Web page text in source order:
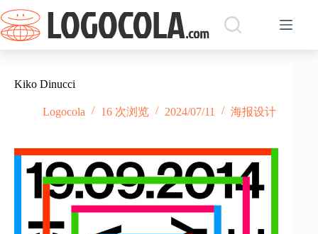
过
内
容
Kiko Dinucci
Logocola 16 次浏览 2024/07/11 海报设计